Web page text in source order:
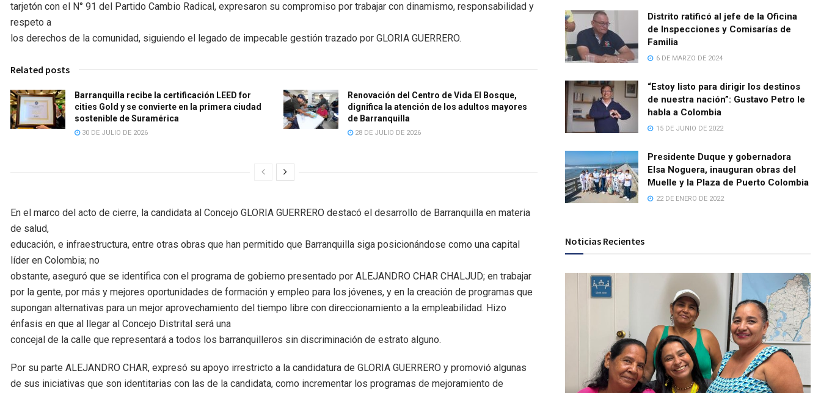
tarjetón con el N° 91 del Partido Cambio Radical, expresaron su compromiso por trabajar con dinamismo, responsabilidad y
respeto a
los derechos de la comunidad, siguiendo el legado de impecable gestión trazado por GLORIA GUERRERO.
Related posts
Barranquilla recibe la certificación LEED for
cities Gold y se convierte en la primera ciudad
sostenible de Suramérica
30 DE JULIO DE 2026
Renovación del Centro de Vida El Bosque,
dignifica la atención de los adultos mayores
de Barranquilla
28 DE JULIO DE 2026
En el marco del acto de cierre, la candidata al Concejo GLORIA GUERRERO destacó el desarrollo de Barranquilla en materia
de salud,
educación, e infraestructura, entre otras obras que han permitido que Barranquilla siga posicionándose como una capital
líder en Colombia; no
obstante, aseguró que se identifica con el programa de gobierno presentado por ALEJANDRO CHAR CHALJUD; en trabajar
por la gente, por más y mejores oportunidades de formación y empleo para los jóvenes, y en la creación de programas que
supongan alternativas para un mejor aprovechamiento del tiempo libre con direccionamiento a la empleabilidad. Hizo
énfasis en que al llegar al Concejo Distrital será una
concejal de la calle que representará a todos los barranquilleros sin discriminación de estrato alguno.
Por su parte ALEJANDRO CHAR, expresó su apoyo irrestricto a la candidatura de GLORIA GUERRERO y promovió algunas
de sus iniciativas que son identitarias con las de la candidata, como incrementar los programas de mejoramiento de
Distrito ratificó al jefe de la Oficina
de Inspecciones y Comisarías de
Familia
6 DE MARZO DE 2024
“Estoy listo para dirigir los destinos
de nuestra nación”: Gustavo Petro le
habla a Colombia
15 DE JUNIO DE 2022
Presidente Duque y gobernadora
Elsa Noguera, inauguran obras del
Muelle y la Plaza de Puerto Colombia
22 DE ENERO DE 2022
Noticias Recientes